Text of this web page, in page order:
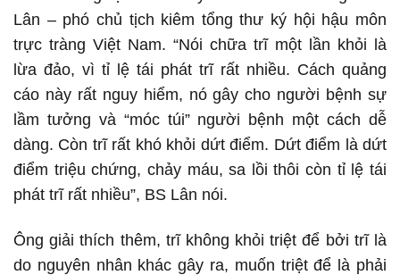
Lân – phó chủ tịch kiêm tổng thư ký hội hậu môn
trực tràng Việt Nam. “Nói chữa trĩ một lần khỏi là
lừa đảo, vì tỉ lệ tái phát trĩ rất nhiều. Cách quảng
cáo này rất nguy hiểm, nó gây cho người bệnh sự
lầm tưởng và “móc túi” người bệnh một cách dễ
dàng. Còn trĩ rất khó khỏi dứt điểm. Dứt điểm là dứt
điểm triệu chứng, chảy máu, sa lồi thôi còn tỉ lệ tái
phát trĩ rất nhiều”, BS Lân nói.
Ông giải thích thêm, trĩ không khỏi triệt để bởi trĩ là
do nguyên nhân khác gây ra, muốn triệt để là phải